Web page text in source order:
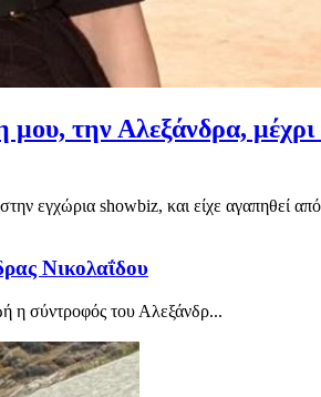
την Αλεξάνδρα, μέχρι
εγχώρια showbiz, και είχε αγαπηθεί
Νικολαΐδου
η σύντροφός του Αλεξάνδρ...